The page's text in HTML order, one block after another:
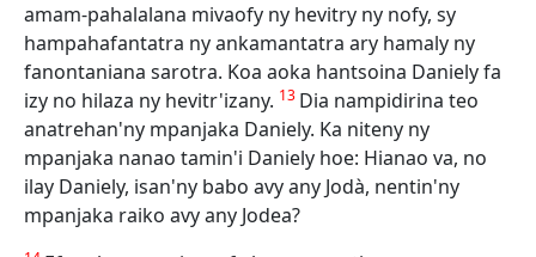
amam-pahalalana mivaofy ny hevitry ny nofy, sy
hampahafantatra ny ankamantatra ary hamaly ny
fanontaniana sarotra. Koa aoka hantsoina Daniely fa
izy no hilaza ny hevitr'izany. 13 Dia nampidirina teo
anatrehan'ny mpanjaka Daniely. Ka niteny ny
mpanjaka nanao tamin'i Daniely hoe: Hianao va, no
ilay Daniely, isan'ny babo avy any Jodà, nentin'ny
mpanjaka raiko avy any Jodea?